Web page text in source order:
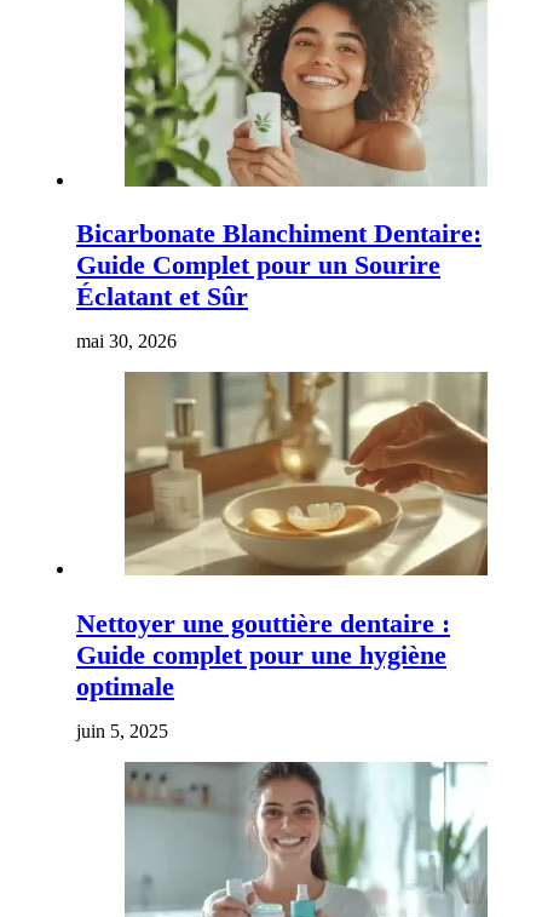
Bicarbonate Blanchiment Dentaire:
Guide Complet pour un Sourire
Éclatant et Sûr
mai 30, 2026
Nettoyer une gouttière dentaire :
Guide complet pour une hygiène
optimale
juin 5, 2025